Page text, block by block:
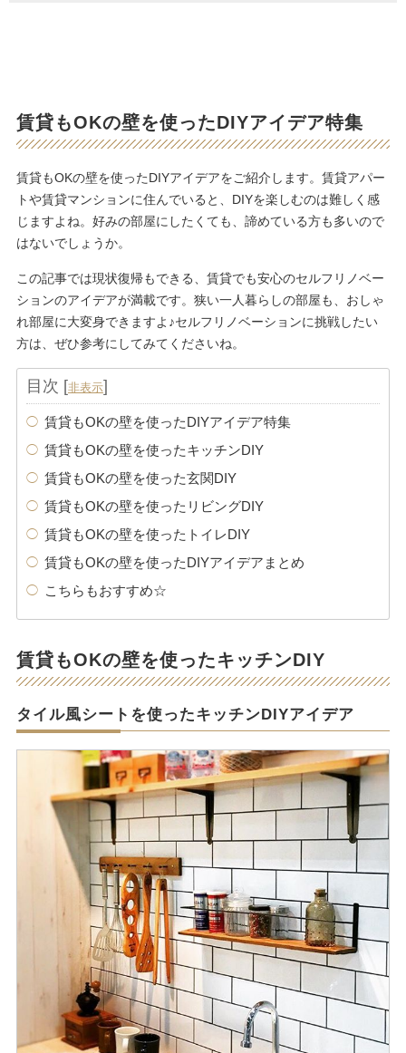
賃貸もOKの壁を使ったDIYアイデア特集
賃貸もOKの壁を使ったDIYアイデアをご紹介します。賃貸アパー
トや賃貸マンションに住んでいると、DIYを楽しむのは難しく感
じますよね。好みの部屋にしたくても、諦めている方も多いので
はないでしょうか。
この記事では現状復帰もできる、賃貸でも安心のセルフリノベー
ションのアイデアが満載です。狭い一人暮らしの部屋も、おしゃ
れ部屋に大変身できますよ♪セルフリノベーションに挑戦したい
方は、ぜひ参考にしてみてくださいね。
目次 [非表示]
賃貸もOKの壁を使ったDIYアイデア特集
賃貸もOKの壁を使ったキッチンDIY
賃貸もOKの壁を使った玄関DIY
賃貸もOKの壁を使ったリビングDIY
賃貸もOKの壁を使ったトイレDIY
賃貸もOKの壁を使ったDIYアイデアまとめ
こちらもおすすめ☆
賃貸もOKの壁を使ったキッチンDIY
タイル風シートを使ったキッチンDIYアイデア